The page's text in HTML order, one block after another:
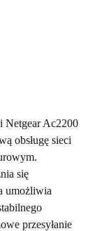
Netgear Ac2200
obsługę sieci
się
umożliwia
przesyłanie